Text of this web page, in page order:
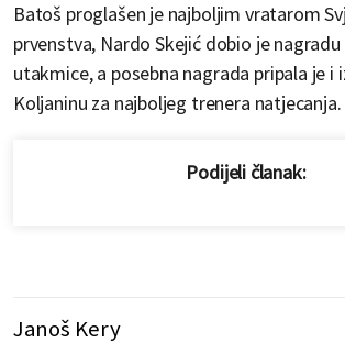
Batoš proglašen je najboljim vratarom
prvenstva, Nardo Skejić dobio je nagradu
utakmice, a posebna nagrada pripala je i
Koljaninu za najboljeg trenera natjecanja.
Podijeli članak:
Janoš Kery